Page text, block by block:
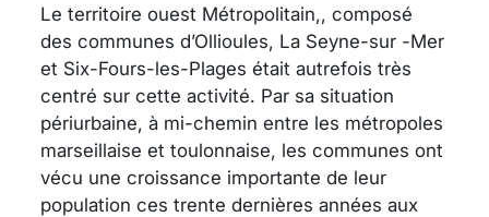
Le territoire ouest Métropolitain,, composé
des communes d’Ollioules, La Seyne-sur -Mer
et Six-Fours-les-Plages était autrefois très
centré sur cette activité. Par sa situation
périurbaine, à mi-chemin entre les métropoles
marseillaise et toulonnaise, les communes ont
vécu une croissance importante de leur
population ces trente dernières années aux